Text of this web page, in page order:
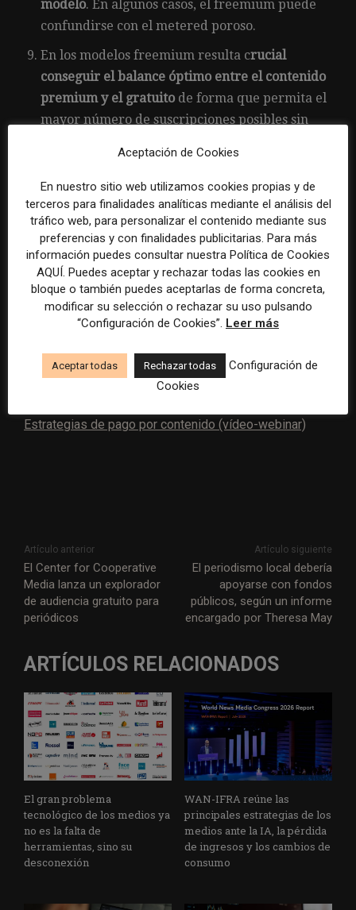
modelo. En algunos casos, el freemium puede
confundirse con el metered poroso.
En los modelos freemium resulta crucial
conseguir el balance óptimo entre el contenido
premium y el gratuito de forma que permita el
mayor número de suscripciones posibles sin
orientarla al conocimiento del usuario
(eliminación de silos) y a la experiencia de
cliente.
Acceso al dossier:
Dosier Evoca: suscripciones, “the new black”. los
Más información:
Estrategias de pago por contenido (vídeo-webinar)
Artículo anterior
El Center for Cooperative
Media lanza un explorador
de audiencia gratuito para
periódicos
Artículo siguiente
El periodismo local debería
apoyarse con fondos
públicos, según un informe
encargado por Theresa May
ARTÍCULOS RELACIONADOS
El gran problema
tecnológico de los medios ya
no es la falta de
herramientas, sino su
desconexión
WAN-IFRA reúne las
principales estrategias de los
medios ante la IA, la pérdida
de ingresos y los cambios de
consumo
Aceptación de Cookies
En nuestro sitio web utilizamos cookies propias y de
terceros para finalidades analíticas mediante el análisis del
tráfico web, para personalizar el contenido mediante sus
preferencias y con finalidades publicitarias. Para más
información puedes consultar nuestra Política de Cookies
AQUÍ. Puedes aceptar y rechazar todas las cookies en
bloque o también puedes aceptarlas de forma concreta,
modificar su selección o rechazar su uso pulsando
“Configuración de Cookies”. Leer más
Aceptar todas Rechazar todas
Configuración de
Cookies